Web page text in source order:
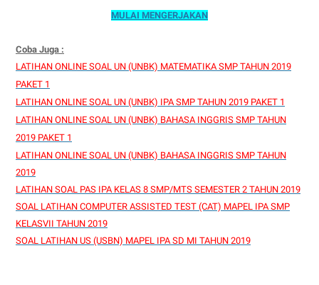
MULAI MENGERJAKAN
Coba Juga :
LATIHAN ONLINE SOAL UN (UNBK) MATEMATIKA SMP TAHUN 2019
PAKET 1
LATIHAN ONLINE SOAL UN (UNBK) IPA SMP TAHUN 2019 PAKET 1
LATIHAN ONLINE SOAL UN (UNBK) BAHASA INGGRIS SMP TAHUN
2019 PAKET 1
LATIHAN ONLINE SOAL UN (UNBK) BAHASA INGGRIS SMP TAHUN
2019
LATIHAN SOAL PAS IPA KELAS 8 SMP/MTS SEMESTER 2 TAHUN 2019
SOAL LATIHAN COMPUTER ASSISTED TEST (CAT) MAPEL IPA SMP
KELASVII TAHUN 2019
SOAL LATIHAN US (USBN) MAPEL IPA SD MI TAHUN 2019